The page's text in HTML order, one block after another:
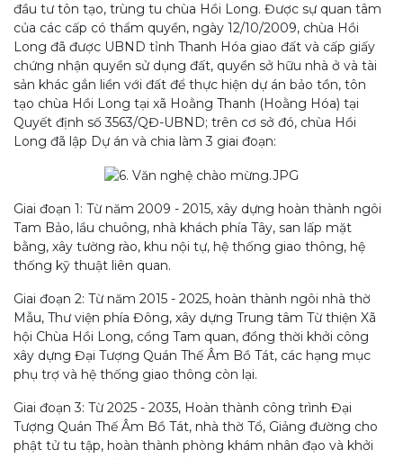
đầu tư tôn tạo, trùng tu chùa Hồi Long. Được sự quan tâm
của các cấp có thẩm quyền, ngày 12/10/2009, chùa Hồi
Long đã được UBND tỉnh Thanh Hóa giao đất và cấp giấy
chứng nhận quyền sử dụng đất, quyền sở hữu nhà ở và tài
sản khác gắn liền với đất để thực hiện dự án bảo tồn, tôn
tạo chùa Hồi Long tại xã Hoằng Thanh (Hoằng Hóa) tại
Quyết định số 3563/QĐ-UBND; trên cơ sở đó, chùa Hồi
Long đã lập Dự án và chia làm 3 giai đoạn:
Giai đoạn 1: Từ năm 2009 - 2015, xây dựng hoàn thành ngôi
Tam Bảo, lầu chuông, nhà khách phía Tây, san lấp mặt
bằng, xây tường rào, khu nội tự, hệ thống giao thông, hệ
thống kỹ thuật liên quan.
Giai đoạn 2: Từ năm 2015 - 2025, hoàn thành ngôi nhà thờ
Mẫu, Thư viện phía Đông, xây dựng Trung tâm Từ thiện Xã
hội Chùa Hồi Long, cổng Tam quan, đồng thời khởi công
xây dựng Đại Tượng Quán Thế Âm Bồ Tát, các hạng mục
phụ trợ và hệ thống giao thông còn lại.
Giai đoạn 3: Từ 2025 - 2035, Hoàn thành công trình Đại
Tượng Quán Thế Âm Bồ Tát, nhà thờ Tổ, Giảng đường cho
phật tử tu tập, hoàn thành phòng khám nhân đạo và khởi